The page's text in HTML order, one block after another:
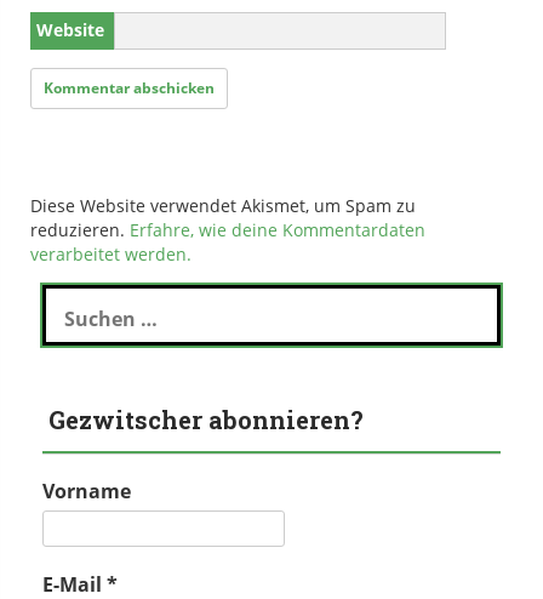
Website
Diese Website verwendet Akismet, um Spam zu
reduzieren. Erfahre, wie deine Kommentardaten
verarbeitet werden.
Suchen
nach:
Gezwitscher abonnieren?
Vorname
E-Mail *